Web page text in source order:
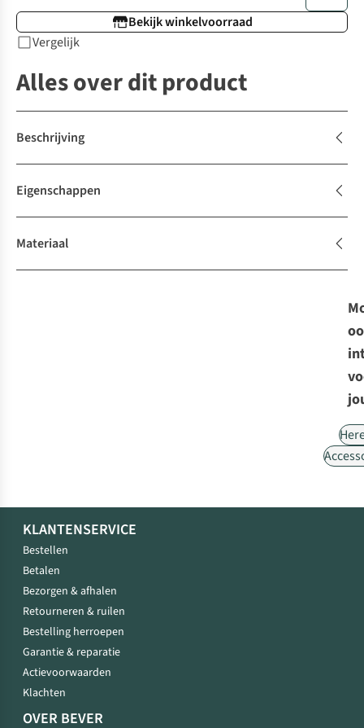
Bekijk winkelvoorraad
Vergelijk
Alles over dit product
Beschrijving
Eigenschappen
Materiaal
KLANTENSERVICE
Bestellen
Betalen
Bezorgen & afhalen
Retourneren & ruilen
Bestelling herroepen
Garantie & reparatie
Actievoorwaarden
Klachten
OVER BEVER